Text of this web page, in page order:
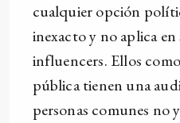
cualquier opción
inexacto y no aplica
influencers. Ellos
pública tienen una
personas comunes